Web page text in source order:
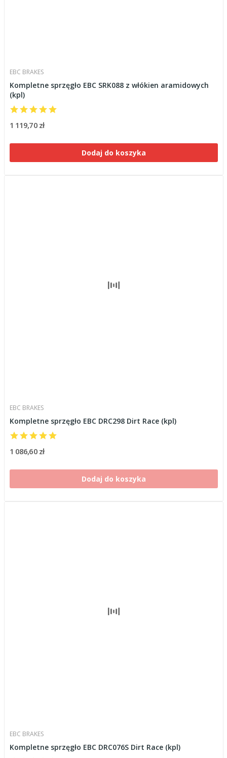
EBC BRAKES
Kompletne sprzęgło EBC SRK088 z włókien aramidowych
(kpl)
1 119,70 zł
Dodaj do koszyka
EBC BRAKES
Kompletne sprzęgło EBC DRC298 Dirt Race (kpl)
1 086,60 zł
Dodaj do koszyka
EBC BRAKES
Kompletne sprzęgło EBC DRC076S Dirt Race (kpl)